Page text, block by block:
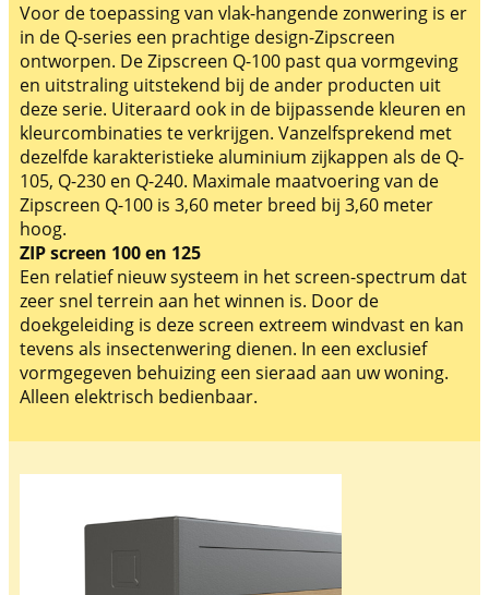
Voor de toepassing van vlak-hangende zonwering is er
in de Q-series een prachtige design-Zipscreen
ontworpen. De Zipscreen Q-100 past qua vormgeving
en uitstraling uitstekend bij de ander producten uit
deze serie. Uiteraard ook in de bijpassende kleuren en
kleurcombinaties te verkrijgen. Vanzelfsprekend met
dezelfde karakteristieke aluminium zijkappen als de Q-
105, Q-230 en Q-240. Maximale maatvoering van de
Zipscreen Q-100 is 3,60 meter breed bij 3,60 meter
hoog.
ZIP screen 100 en 125
Een relatief nieuw systeem in het screen-spectrum dat
zeer snel terrein aan het winnen is. Door de
doekgeleiding is deze screen extreem windvast en kan
tevens als insectenwering dienen. In een exclusief
vormgegeven behuizing een sieraad aan uw woning.
Alleen elektrisch bedienbaar.